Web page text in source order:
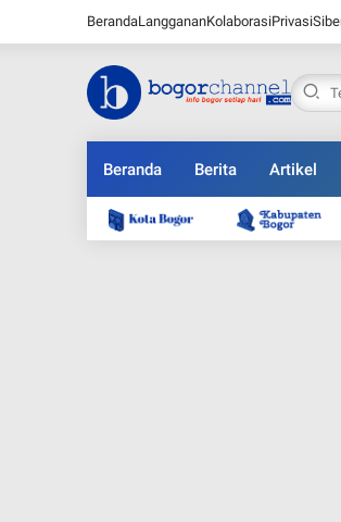
BerandaLanggananKolaborasiPrivasi
Beranda Berita Artikel